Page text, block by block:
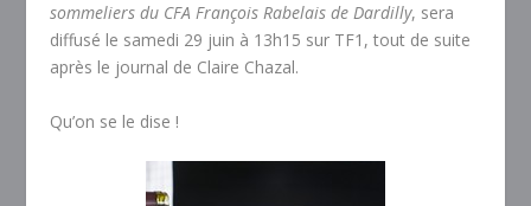
sommeliers du CFA François Rabelais de Dardilly, sera
diffusé le samedi 29 juin à 13h15 sur TF1, tout de suite
après le journal de Claire Chazal.
Qu’on se le dise !